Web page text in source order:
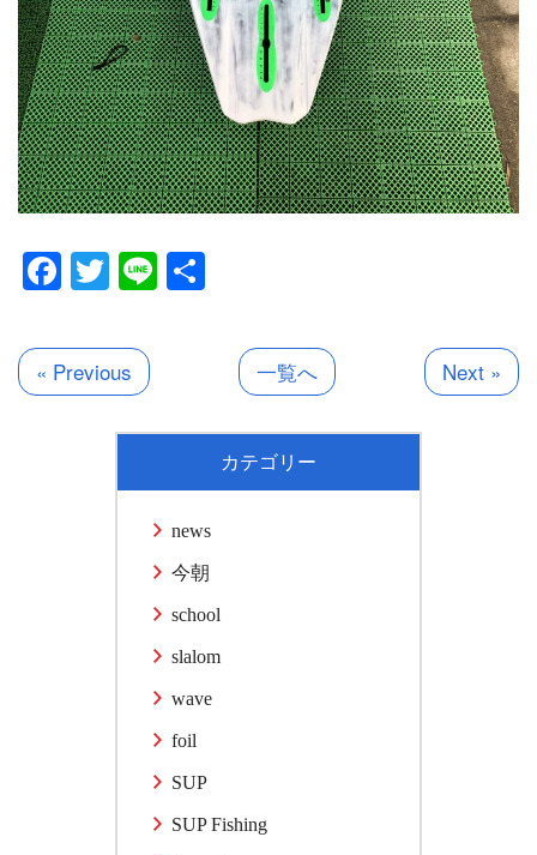
Facebook
Twitter
Line
« Previous 一覧へ Next »
カテゴリー
news
今朝
school
slalom
wave
foil
SUP
SUP Fishing